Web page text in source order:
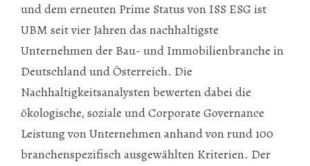
und dem erneuten Prime Status von ISS ESG ist
UBM seit vier Jahren das nachhaltigste
Unternehmen der Bau- und Immobilienbranche in
Deutschland und Österreich. Die
Nachhaltigkeitsanalysten bewerten dabei die
ökologische, soziale und Corporate Governance
Leistung von Unternehmen anhand von rund 100
branchenspezifisch ausgewählten Kriterien. Der